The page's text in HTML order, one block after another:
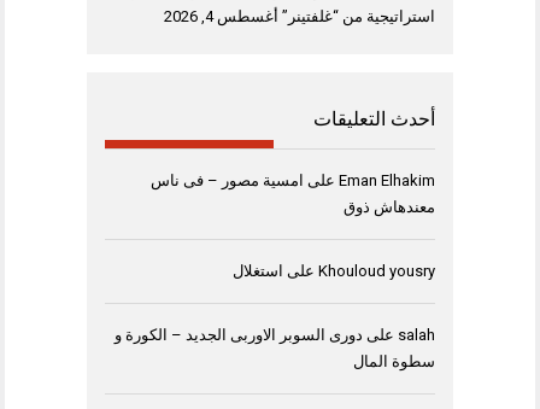
استراتيجية من “غلفتينر” أغسطس 4, 2026
أحدث التعليقات
Eman Elhakim على امسية مصور – فى ناس
معندهاش ذوق
Khouloud yousry على استغلال
salah على دورى السوبر الاوربى الجديد – الكورة و
سطوة المال